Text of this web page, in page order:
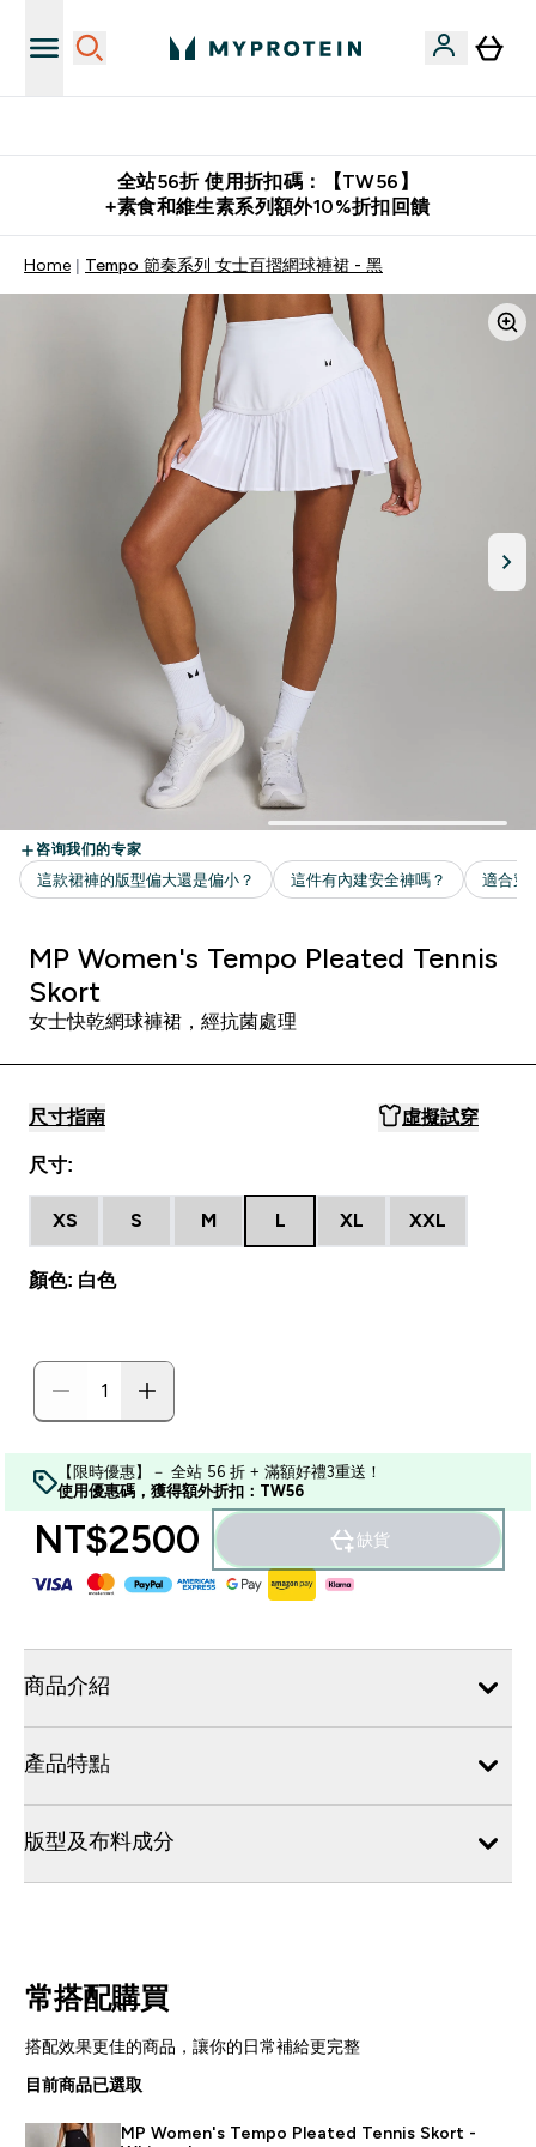
全站56折 使用折扣碼：【TW56】
+素食和維生素系列額外10%折扣回饋
Home Tempo 節奏系列 女士百摺網球褲裙 - 黑
MP Women's Tempo Pleated Tennis
Skort
女士快乾網球褲裙，經抗菌處理
尺寸指南 虛擬試穿
尺寸:
XS S M L XL XXL
顏色: 白色
【限時優惠】－ 全站 56 折 + 滿額好禮3重送！
使用優惠碼，獲得額外折扣：TW56
NT$2500‎ 缺貨
商品介紹
產品特點
版型及布料成分
常搭配購買
搭配效果更佳的商品，讓你的日常補給更完整
目前商品已選取
MP Women's Tempo Pleated Tennis Skort -